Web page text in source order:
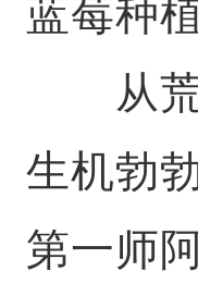
蓝莓种
从荒
生机勃
第一师